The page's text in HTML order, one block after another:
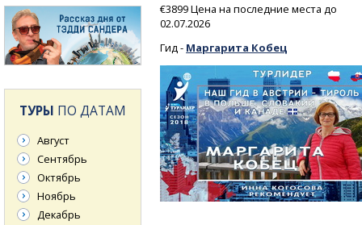
€3899 Цена на последние места до
02.07.2026
Гид - Маргарита Кобец
ТУРЫ ПО ДАТАМ
Август
Сентябрь
Октябрь
Ноябрь
Декабрь